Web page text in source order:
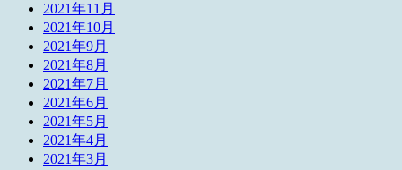
2021年11月
2021年10月
2021年9月
2021年8月
2021年7月
2021年6月
2021年5月
2021年4月
2021年3月